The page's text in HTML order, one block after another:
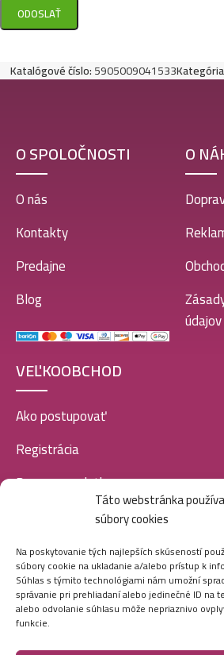
Táto webstránka používa
súbory cookies
Na poskytovanie tých najlepších skúseností
súbory cookie na ukladanie a/alebo prístup k
Súhlas s týmito technológiami nám umožní
správanie pri prehliadaní alebo jedinečné ID na
alebo odvolanie súhlasu môže nepriaznivo
funkcie.
Katalógové číslo:5905009041533
O SPOLOČNOSTI
O nás
Kontakty
Predajne
Blog
O
údajov
VEĽKOOBCHOD
Ako postupovať
Registrácia
Doprava a platba
SOCIÁLNE SIETE